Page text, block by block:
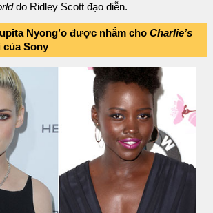
do Ridley Scott đạo diễn.
Nyong’o được nhắm cho Charlie’s
của Sony